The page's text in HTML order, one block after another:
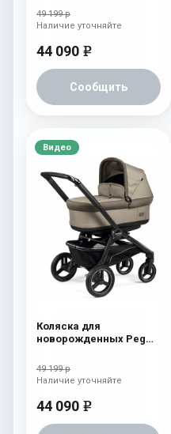
Terracotta
49 199 р
44 090 e
Сообщить
Наличие уточняйте
Видео
Коляска для
новорожденных Peg
Cream
49 199 р
44 090 e
Наличие уточняйте